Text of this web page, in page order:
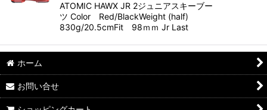
ATOMIC HAWX JR 2ジュニアスキーブー
ツ Color Red/BlackWeight (half)
830g/20.5cmFit 98ｍｍ Jr Last
ホーム
お問い合せ